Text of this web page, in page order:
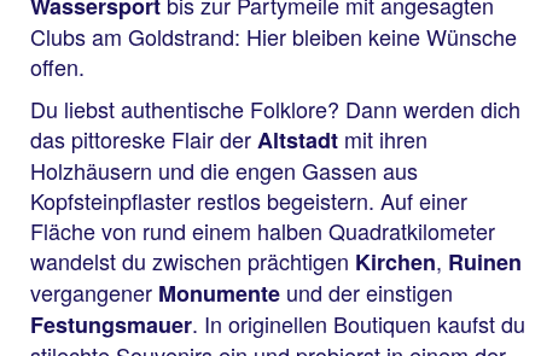
Clubs am Goldstrand: Hier bleiben keine Wünsche
offen.
Du liebst authentische Folklore? Dann werden dich
das pittoreske Flair derAltstadt mit ihren
Holzhäusern und die engen Gassen aus
Kopfsteinpflaster restlos begeistern. Auf einer
Fläche von rund einem halben Quadratkilometer
wandelst du zwischen prächtigen Kirchen, Ruinen
vergangener Monumente und der einstigen
Festungsmauer. In originellen Boutiquen kaufst du